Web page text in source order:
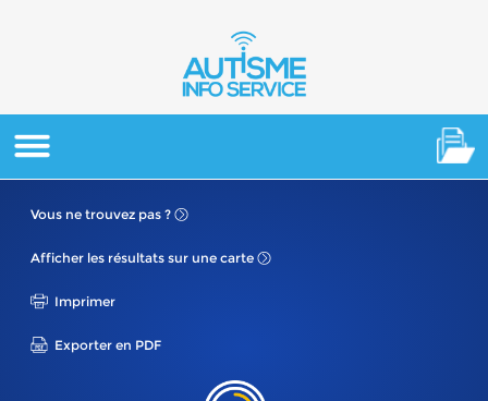
Vous ne trouvez pas ?
Afficher les résultats sur une carte
Imprimer
Exporter en PDF